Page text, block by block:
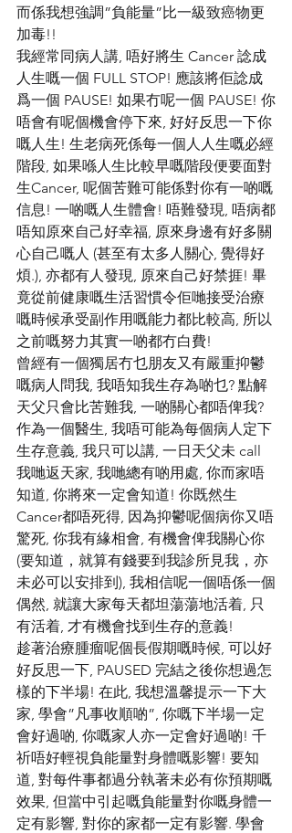
而係我想強調”負能量”比一級致癌物更
加毒!!
我經常同病人講, 唔好將生 Cancer 諗成
人生嘅一個 FULL STOP! 應該將佢諗成
爲一個 PAUSE! 如果冇呢一個 PAUSE! 你
唔會有呢個機會停下來, 好好反思一下你
嘅人生! 生老病死係每一個人人生嘅必經
階段, 如果喺人生比較早嘅階段便要面對
生Cancer, 呢個苦難可能係對你有一啲嘅
信息! 一啲嘅人生體會! 唔難發現, 唔病都
唔知原來自己好幸福, 原來身邊有好多關
心自己嘅人 (甚至有太多人關心, 覺得好
煩.), 亦都有人發現, 原來自己好禁捱! 畢
竟從前健康嘅生活習慣令佢哋接受治療
嘅時候承受副作用嘅能力都比較高, 所以
之前嘅努力其實一啲都冇白費!
曾經有一個獨居冇乜朋友又有嚴重抑鬱
嘅病人問我, 我唔知我生存為啲乜? 點解
天父只會比苦難我, 一啲關心都唔俾我?
作為一個醫生, 我唔可能為每個病人定下
生存意義, 我只可以講, 一日天父未 call
我哋返天家, 我哋總有啲用處, 你而家唔
知道, 你將來一定會知道! 你既然生
Cancer都唔死得, 因為抑鬱呢個病你又唔
驚死, 你我有緣相會, 有機會俾我關心你
(要知道，就算有錢要到我診所見我，亦
未必可以安排到), 我相信呢一個唔係一個
偶然, 就讓大家每天都坦蕩蕩地活着, 只
有活着, 才有機會找到生存的意義!
趁著治療腫瘤呢個長假期嘅時候, 可以好
好反思一下, PAUSED 完結之後你想過怎
樣的下半場! 在此, 我想溫馨提示一下大
家, 學會”凡事收順啲”, 你嘅下半場一定
會好過啲, 你嘅家人亦一定會好過啲! 千
祈唔好輕視負能量對身體嘅影響! 要知
道, 對每件事都過分執著未必有你預期嘅
效果, 但當中引起嘅負能量對你嘅身體一
定有影響, 對你的家都一定有影響. 學會